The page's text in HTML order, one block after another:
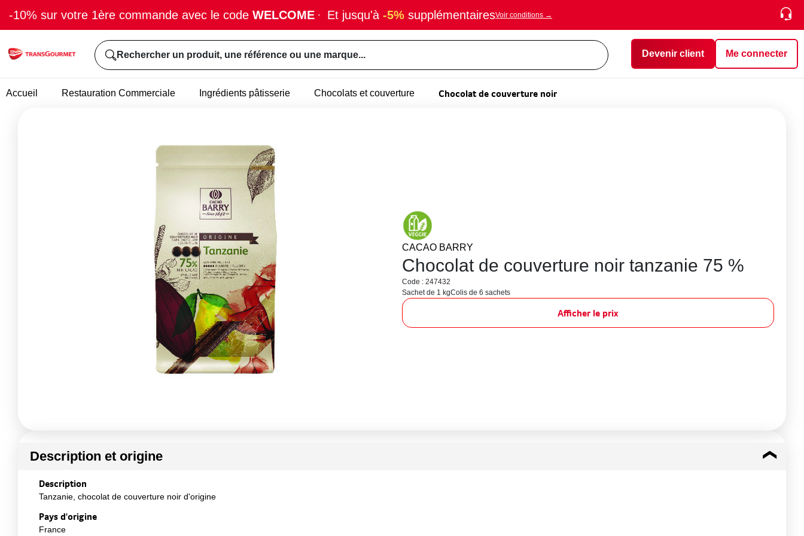
-10% sur votre 1ère commande avec le code WELCOME · Et jusqu'à -5% supplémentairesVoir conditions →
Rechercher un produit, une référence ou une marque... Devenir client Me connecter
Accueil Restauration Commerciale Ingrédients pâtisserie Chocolats et couverture Chocolat de couverture noir
CACAO BARRY
Chocolat de couverture noir tanzanie 75 %
Code : 247432
Sachet de 1 kgColis de 6 sachets
Afficher le prix
Description et origine
Description
Tanzanie, chocolat de couverture noir d'origine
Pays d'origine
France